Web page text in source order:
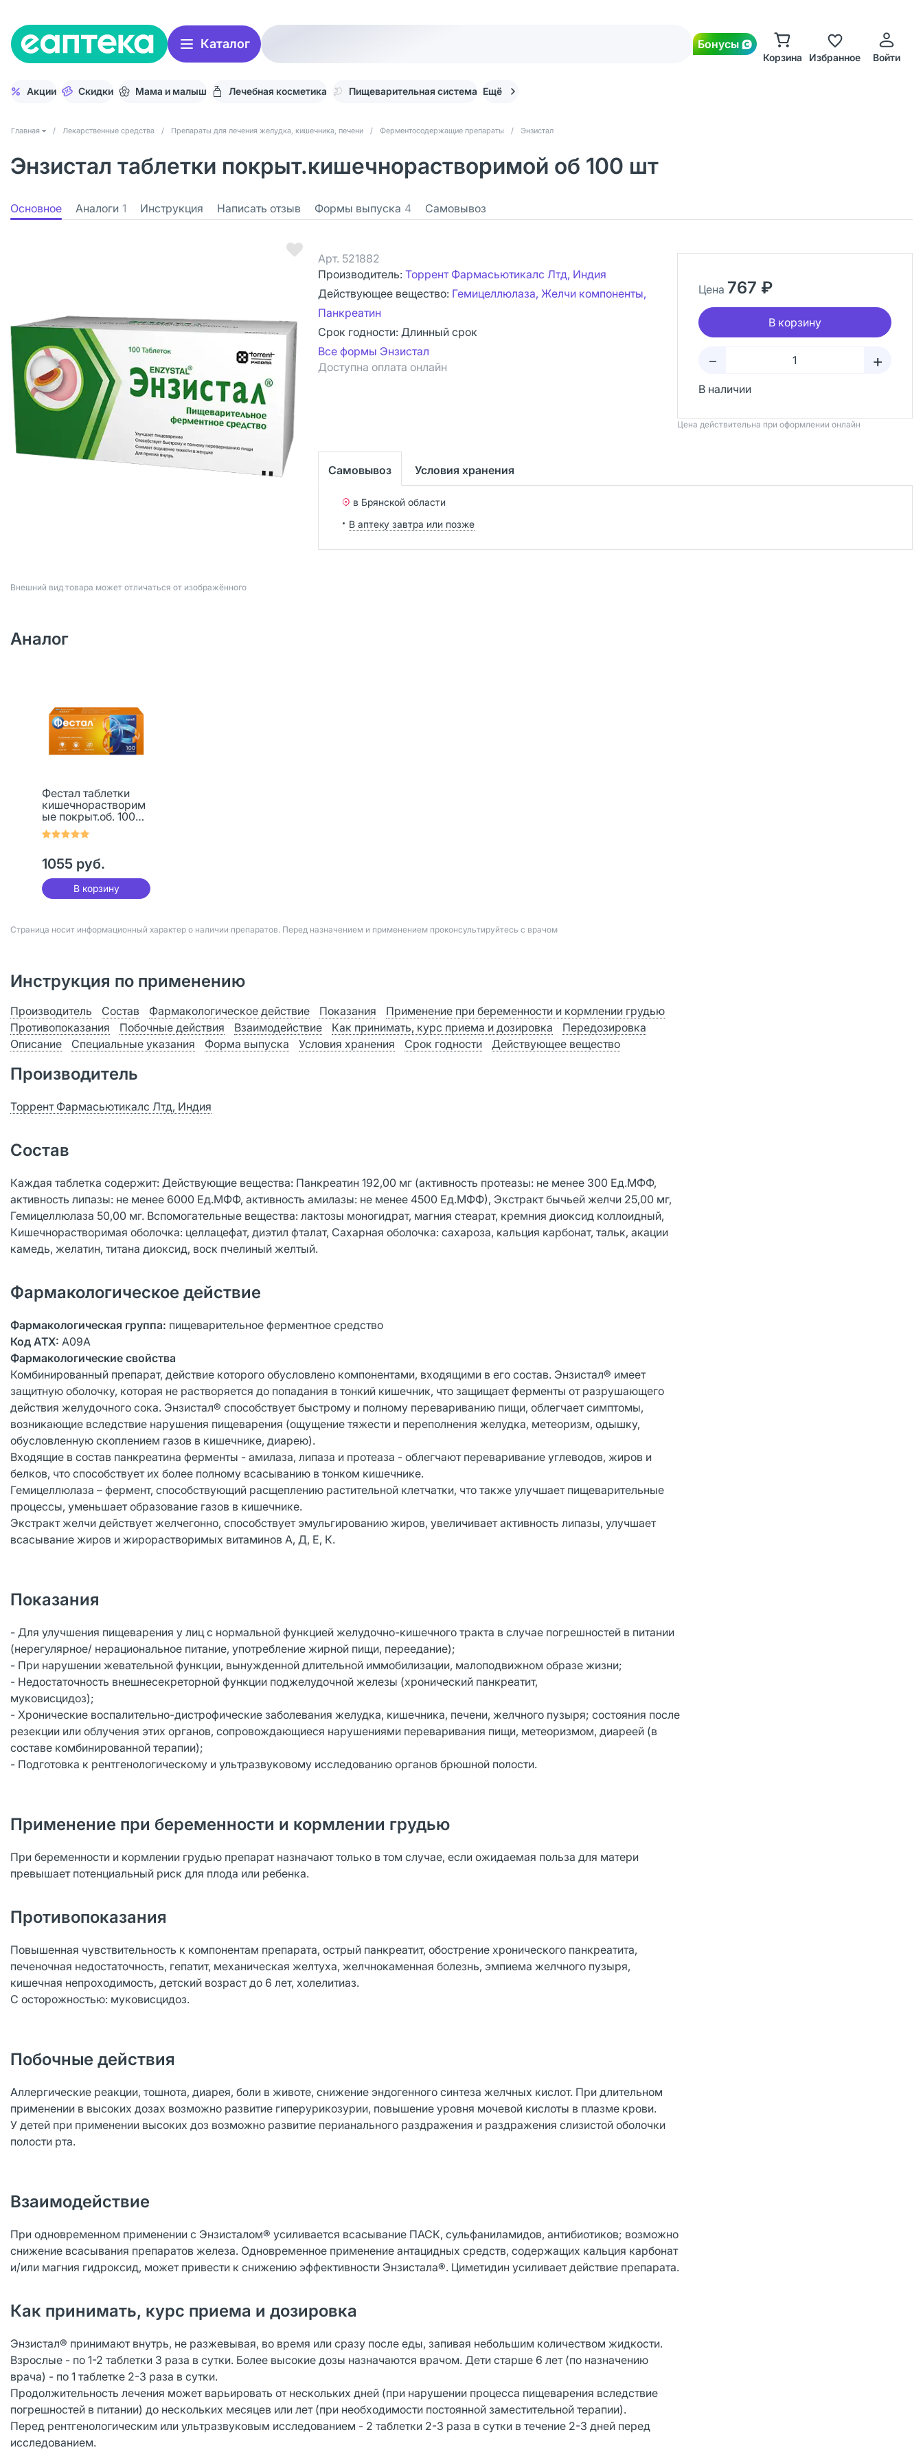
Каталог Бонусы
Корзина Избранное Войти
Акции Скидки Мама и малыш Лечебная косметика Пищеварительная система Ещё
Главная / Лекарственные средства / Препараты для лечения желудка, кишечника, печени / Ферментосодержащие препараты / Энзистал
Энзистал таблетки покрыт.кишечнорастворимой об 100 шт
Основное Аналоги 1 Инструкция Написать отзыв Формы выпуска 4 Самовывоз
Bнешний вид товара может отличаться от изображённого
Арт. 521882
Производитель: Торрент Фармасьютикалс Лтд, Индия
Действующее вещество: Гемицеллюлаза, Желчи компоненты,
Панкреатин
Срок годности: Длинный срок
Все формы Энзистал
Доступна оплата онлайн
Цена 767 ₽
В корзину
– +
В наличии
Цена действительна при оформлении онлайн
Самовывоз Условия хранения
в Брянской области
В аптеку завтра или позже
Аналог
Фестал таблетки
кишечнорастворим
ые покрыт.об. 100
шт
1055 руб.
В корзину
Страница носит информационный характер о наличии препаратов. Перед назначением и применением проконсультируйтесь с врачом
Инструкция по применению
Производитель Состав Фармакологическое действие Показания
Применение при беременности и кормлении грудью
Противопоказания
Побочные действия Взаимодействие Как принимать, курс приема и дозировка
Передозировка
Описание
Специальные указания Форма выпуска Условия хранения Срок годности Действующее вещество
Производитель
Торрент Фармасьютикалс Лтд, Индия
Состав
Каждая таблетка содержит: Действующие вещества: Панкреатин 192,00 мг (активность протеазы: не менее 300 Ед.МФФ,
активность липазы: не менее 6000 Ед.МФФ, активность амилазы: не менее 4500 Ед.МФФ), Экстракт бычьей желчи 25,00 мг,
Гемицеллюлаза 50,00 мг. Вспомогательные вещества: лактозы моногидрат, магния стеарат, кремния диоксид коллоидный,
Кишечнорастворимая оболочка: целлацефат, диэтил фталат, Сахарная оболочка: сахароза, кальция карбонат, тальк, акации
камедь, желатин, титана диоксид, воск пчелиный желтый.
Фармакологическое действие
Фармакологическая группа: пищеварительное ферментное средство
Код АТХ: A09A
Фармакологические свойства
Комбинированный препарат, действие которого обусловлено компонентами, входящими в его состав. Энзистал® имеет
защитную оболочку, которая не растворяется до попадания в тонкий кишечник, что защищает ферменты от разрушающего
действия желудочного сока. Энзистал® способствует быстрому и полному перевариванию пищи, облегчает симптомы,
возникающие вследствие нарушения пищеварения (ощущение тяжести и переполнения желудка, метеоризм, одышку,
обусловленную скоплением газов в кишечнике, диарею).
Входящие в состав панкреатина ферменты - амилаза, липаза и протеаза - облегчают переваривание углеводов, жиров и
белков, что способствует их более полному всасыванию в тонком кишечнике.
Гемицеллюлаза – фермент, способствующий расщеплению растительной клетчатки, что также улучшает пищеварительные
процессы, уменьшает образование газов в кишечнике.
Экстракт желчи действует желчегонно, способствует эмульгированию жиров, увеличивает активность липазы, улучшает
всасывание жиров и жирорастворимых витаминов А, Д, Е, К.
Показания
- Для улучшения пищеварения у лиц с нормальной функцией желудочно-кишечного тракта в случае погрешностей в питании
(нерегулярное/ нерациональное питание, употребление жирной пищи, переедание);
- При нарушении жевательной функции, вынужденной длительной иммобилизации, малоподвижном образе жизни;
- Недостаточность внешнесекреторной функции поджелудочной железы (хронический панкреатит,
муковисцидоз);
- Хронические воспалительно-дистрофические заболевания желудка, кишечника, печени, желчного пузыря; состояния после
резекции или облучения этих органов, сопровождающиеся нарушениями переваривания пищи, метеоризмом, диареей (в
составе комбинированной терапии);
- Подготовка к рентгенологическому и ультразвуковому исследованию органов брюшной полости.
Применение при беременности и кормлении грудью
При беременности и кормлении грудью препарат назначают только в том случае, если ожидаемая польза для матери
превышает потенциальный риск для плода или ребенка.
Противопоказания
Повышенная чувствительность к компонентам препарата, острый панкреатит, обострение хронического панкреатита,
печеночная недостаточность, гепатит, механическая желтуха, желчнокаменная болезнь, эмпиема желчного пузыря,
кишечная непроходимость, детский возраст до 6 лет, холелитиаз.
С осторожностью: муковисцидоз.
Побочные действия
Аллергические реакции, тошнота, диарея, боли в животе, снижение эндогенного синтеза желчных кислот. При длительном
применении в высоких дозах возможно развитие гиперурикозурии, повышение уровня мочевой кислоты в плазме крови.
У детей при применении высоких доз возможно развитие перианального раздражения и раздражения слизистой оболочки
полости рта.
Взаимодействие
При одновременном применении с Энзисталом® усиливается всасывание ПАСК, сульфаниламидов, антибиотиков; возможно
снижение всасывания препаратов железа. Одновременное применение антацидных средств, содержащих кальция карбонат
и/или магния гидроксид, может привести к снижению эффективности Энзистала®. Циметидин усиливает действие препарата.
Как принимать, курс приема и дозировка
Энзистал® принимают внутрь, не разжевывая, во время или сразу после еды, запивая небольшим количеством жидкости.
Взрослые - по 1-2 таблетки 3 раза в сутки. Более высокие дозы назначаются врачом. Дети старше 6 лет (по назначению
врача) - по 1 таблетке 2-3 раза в сутки.
Продолжительность лечения может варьировать от нескольких дней (при нарушении процесса пищеварения вследствие
погрешностей в питании) до нескольких месяцев или лет (при необходимости постоянной заместительной терапии).
Перед рентгенологическим или ультразвуковым исследованием - 2 таблетки 2-3 раза в сутки в течение 2-3 дней перед
исследованием.